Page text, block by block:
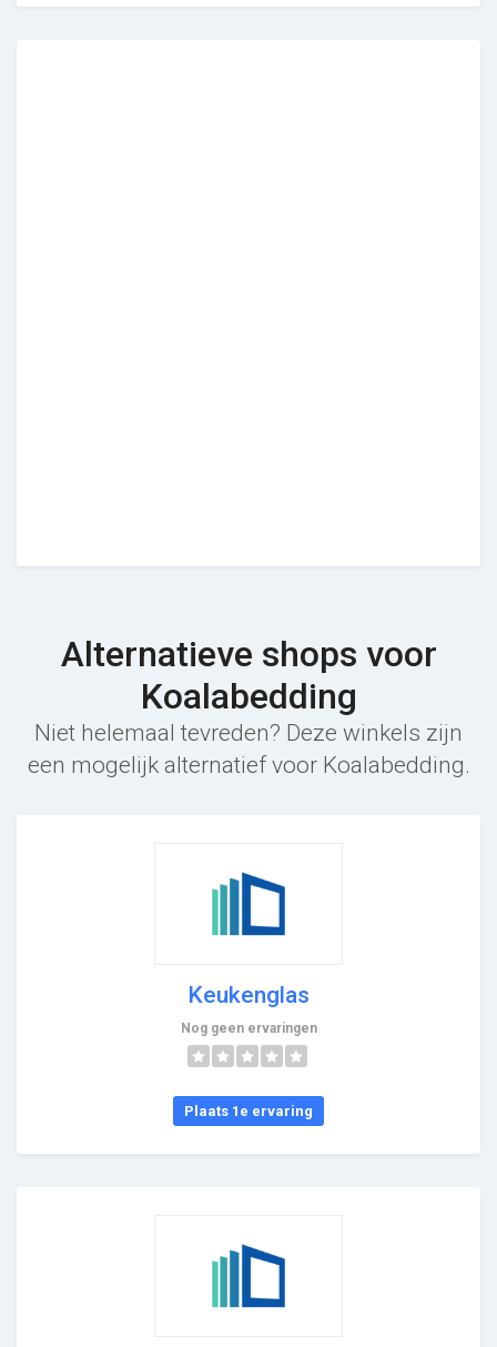
Alternatieve shops voor
Koalabedding
Niet helemaal tevreden? Deze winkels zijn
een mogelijk alternatief voor Koalabedding.
Keukenglas
Nog geen ervaringen
Plaats 1e ervaring